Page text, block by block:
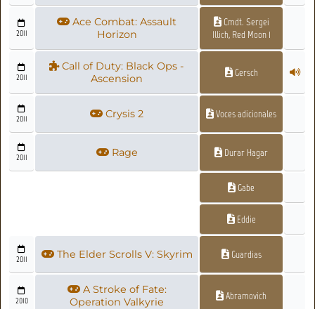
2011
Ace Combat: Assault
Horizon
Cmdt. Sergei
Illich, Red Moon 1
2011
Call of Duty: Black Ops -
Ascension
Gersch
2011 Crysis 2 Voces adicionales
2011 Rage Durar Hagar
Gabe
Eddie
2011 The Elder Scrolls V: Skyrim Guardias
2010
A Stroke of Fate:
Operation Valkyrie
Abramovich